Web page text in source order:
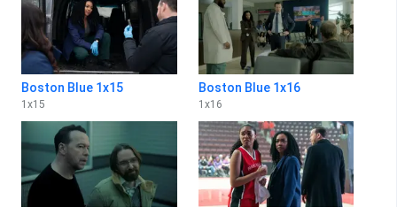
Boston Blue 1x15
1 x15
Boston Blue 1x16
1 x16